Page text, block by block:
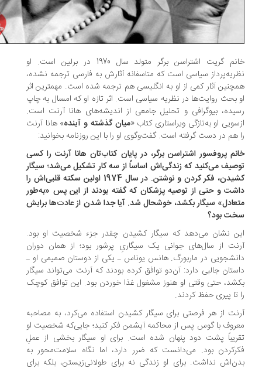
خانم گریت اشتراسن برگر متولد سال 1970 در برلین است. او
سیاسی است که متاسفانه آثارش به فارسی ترجمه نشده،
آثار کمی از او به انگلیسی هم ترجمه شده است. مهمترین اثر
بحث روایت‌ها در نظریه سیاسی است. اثر تازه او که امسال به چاپ
بیوگرافی و تحلیل جامعی از اندیشه‌های هانا آرنت است.
او به‌تازگی ویراستاری کتاب « میان گذشته و آینده» هانا آرنت
هم در دست گرفته است. گفت‌‌وگوی او را با این روزنامه بخوانید:
پروفسور اشتراسن ‌برگر، در پایان کتاب‌تان هانا آرنت را کسی
می‌کنید که زندگی‌اش اساساً از سه کار تشکیل می‌شد؛ سیگار
کشیدن، فکر کردن و نوشتن. در سال 1974 اولین سکته قلبی‌اش را
و حتی از توصیه پزشکان که گفته بودند از این پس «به‌طور
سیگار بکشد، خوشحال شد. آیا جدا شدن از عادت‌ها برایش
بود؟
نشان می‌دهد که سیگار کشیدن چقدر جزء شخصیت او بود.
از سال‌های جوانی یک سیگاریِ پرشور بود؛ از همان دوران
در ماربورگ. هانس یوناس ـ یکی از دوستان صمیمی او ـ
جالبی دارد: آن‌دو توافق کرده بودند که آرنت می‌تواند سیگار
حتی وقتی او هنوز مشغول غذا خوردن بود. این توافق کوچک
تا پیری حفظ کردند.
از هر فرصتی برای سیگار کشیدن استفاده می‌کرد، به مصاحبه
با گوس پس از محاکمه آیشمن فکر کنید؛ جایی‌که شخصیت او
پشت دود پنهان شده است. برای او سیگار بخشی از عملِ
بود. می‌دانست که ضرر دارد، اما نگاه سلامت‌محور به
نداشت. برای او زندگی نه برای طولانی‌زیستن، بلکه برای